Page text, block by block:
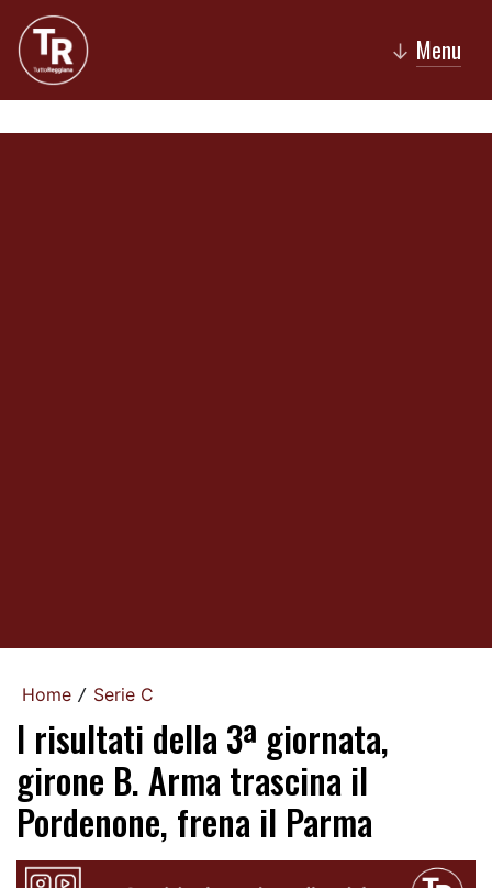
↓ Menu
Home / Serie C
I risultati della 3ª giornata,
girone B. Arma trascina il
Pordenone, frena il Parma